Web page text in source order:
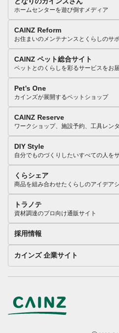
ホームセンターを遊び倒すメディア
CAINZ Reform
お住まいのメンテナンスとくらしのサ
CAINZ ペット総合サイト
ペットとのくらしを彩るサービスをお
Pet’s One
カインズが展開するペットショップ
CAINZ Reserve
ワークショップ、施設予約、工具レン
DIY Style
自分でものづくりしたいすべての人を
くらシェア
商品を組み合わせたくらしのアイデア
トラノテ
資材調達のプロ向け通販サイト
採用情報
カインズ 企業サイト